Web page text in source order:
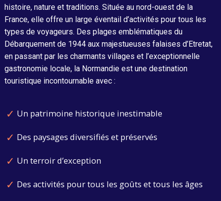
histoire, nature et traditions. Située au nord-ouest de la
France, elle offre un large éventail d’activités pour tous les
types de voyageurs. Des plages emblématiques du
Débarquement de 1944 aux majestueuses falaises d’Etretat,
en passant par les charmants villages et l’exceptionnelle
gastronomie locale, la Normandie est une destination
touristique incontournable avec :
Un patrimoine historique inestimable
Des paysages diversifiés et préservés
Un terroir d’exception
Des activités pour tous les goûts et tous les âges